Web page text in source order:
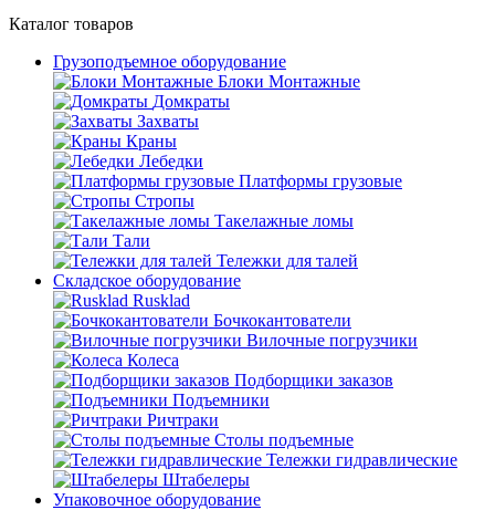
Каталог товаров
Грузоподъемное оборудование
Блоки Монтажные
Домкраты
Захваты
Краны
Лебедки
Платформы грузовые
Стропы
Такелажные ломы
Тали
Тележки для талей
Складское оборудование
Rusklad
Бочкокантователи
Вилочные погрузчики
Колеса
Подборщики заказов
Подъемники
Ричтраки
Столы подъемные
Тележки гидравлические
Штабелеры
Упаковочное оборудование